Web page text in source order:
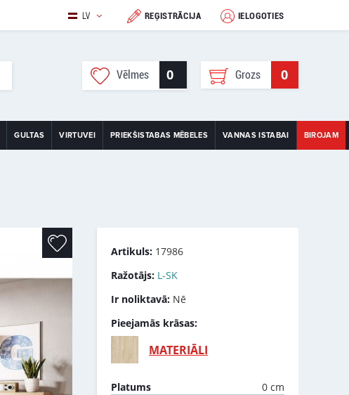
LV REĢISTRĀCIJA IELOGOTIES
Vēlmes 0 Grozs 0
GULTAS VIRTUVEI PRIEKŠISTABAS MĒBELES VANNAS ISTABAI BIROJAM
Artikuls: 17986
Ražotājs: L-SK
Ir noliktavā: Nē
Pieejamās krāsas:
MATERIĀLI
Platums
0 cm